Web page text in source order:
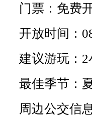
门票：免费
开放时间：
建议游玩：2
最佳季节：
周边公交信